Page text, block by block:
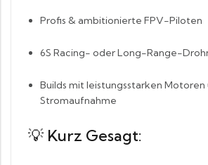
Profis & ambitionierte FPV-Piloten
6S Racing- oder Long-Range-
Builds mit leistungsstarken Motoren
Stromaufnahme
💡 Kurz Gesagt: